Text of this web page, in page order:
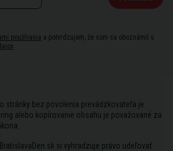
používania a potvrdzujem, že som sa oboznámil s
stránky bez povolenia prevádzkovateľa je
alebo kopírovanie obsahu je považované za
si vyhradzuje právo udeľovať